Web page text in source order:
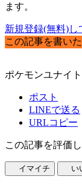
ます。
新規登録(無料)し
この記事を書いた
ポケモンユナイ
ポスト
LINEで送る
URLコピー
この記事を評価し
イマイチ い